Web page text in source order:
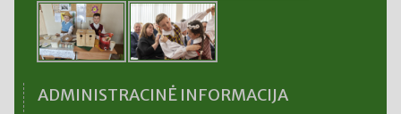
ADMINISTRACINĖ INFORMACIJA